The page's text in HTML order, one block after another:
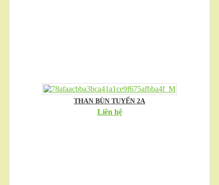
THAN BÙN TUYỂN 2A
Liên hệ